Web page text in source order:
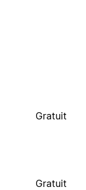
Gratuit
Gratuit